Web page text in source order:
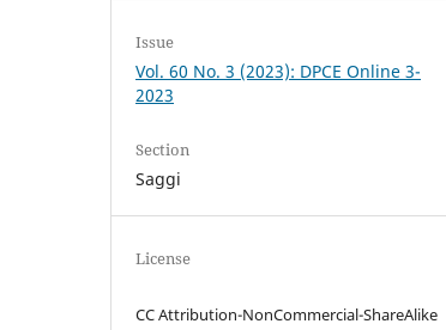
Issue
Vol. 60 No. 3 (2023): DPCE Online 3-
2023
Section
Saggi
License
CC Attribution-NonCommercial-ShareAlike